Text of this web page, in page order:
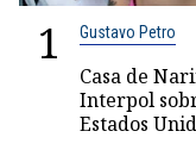
1 Gustavo Petro
Casa de
Interpol
Estados